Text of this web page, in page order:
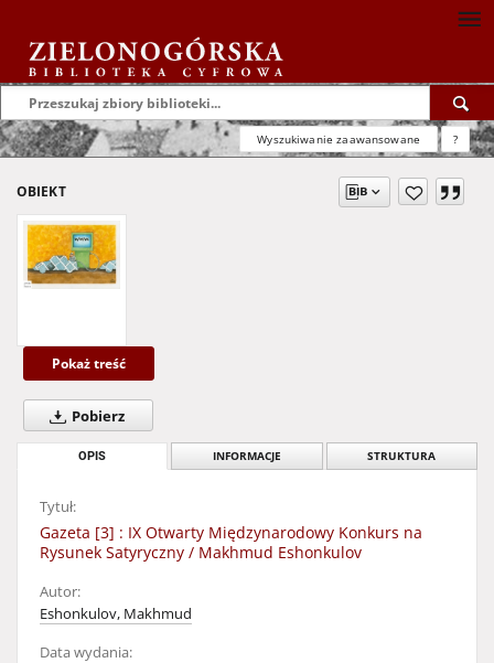
Wyszukiwanie zaawansowane ?
OBIEKT
Pokaż treść
Pobierz
OPIS INFORMACJE STRUKTURA
Tytuł:
Gazeta [3] : IX Otwarty Międzynarodowy Konkurs na
Rysunek Satyryczny / Makhmud Eshonkulov
Autor:
Eshonkulov, Makhmud
Data wydania: